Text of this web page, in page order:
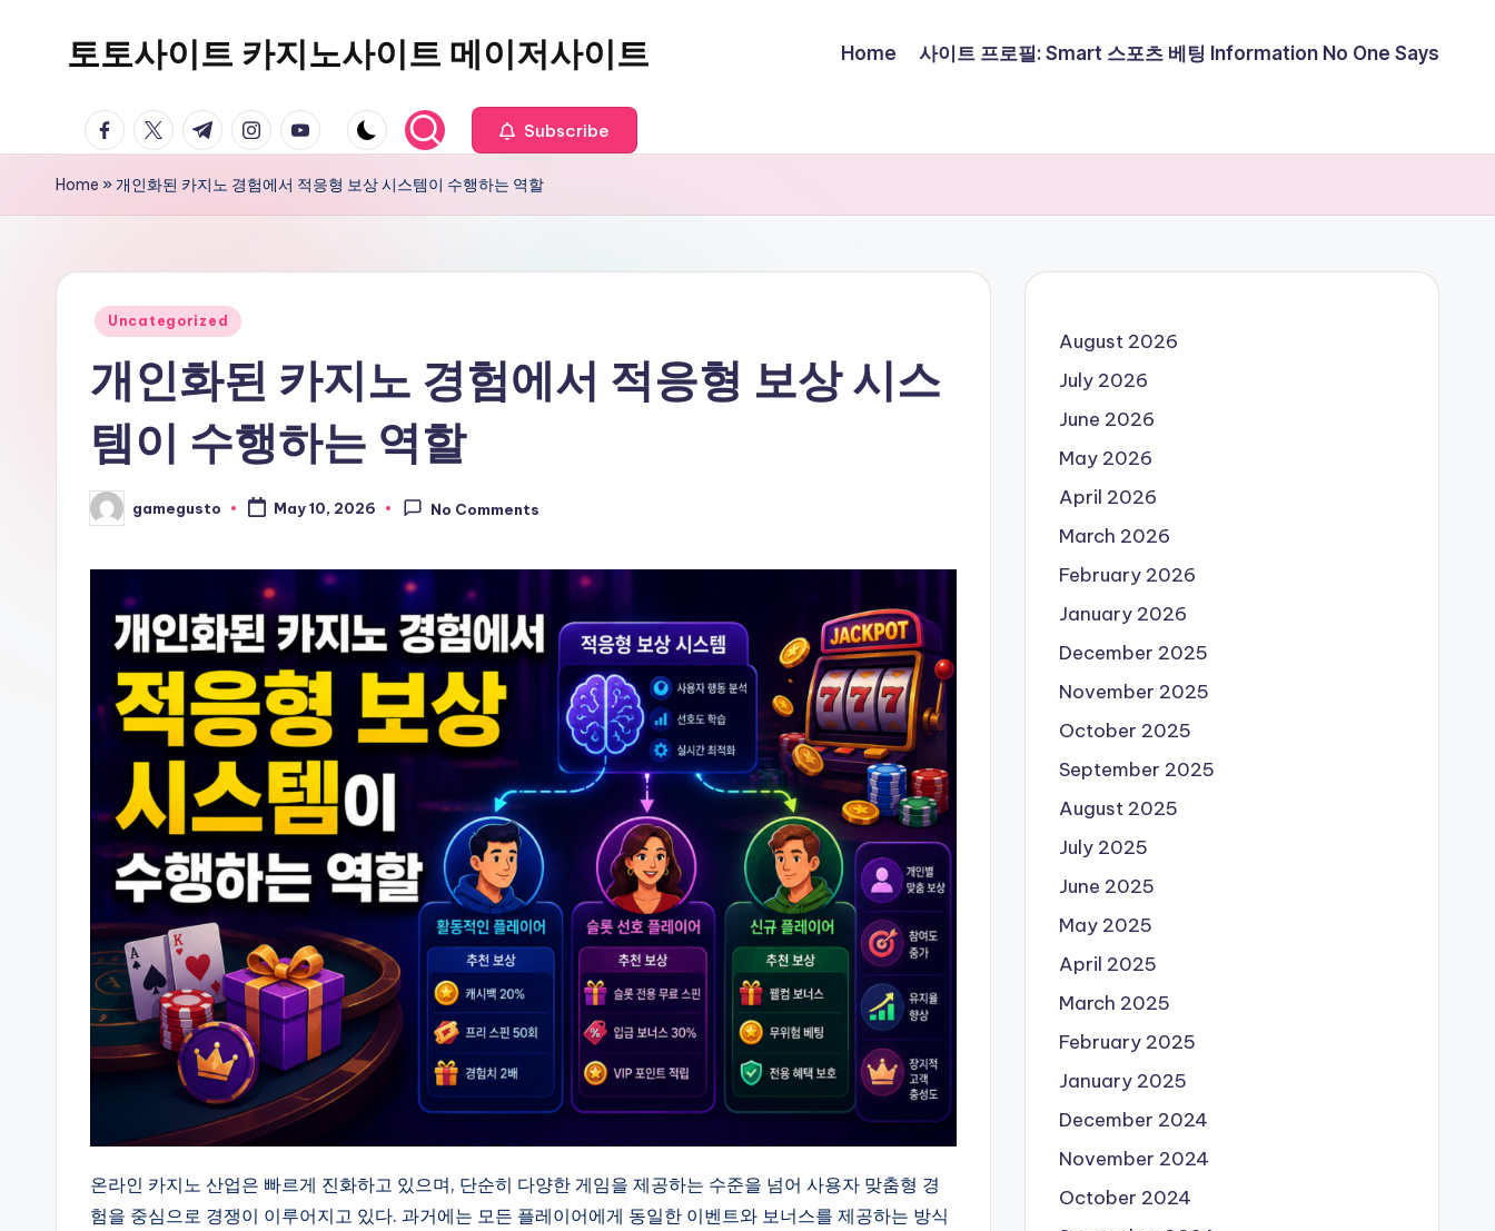
토토사이트 카지노사이트 메이저사이트 Home 사이트 프로필: Smart 스포츠 베팅 Information No One Says
facebook.com
twitter.com
t.me instagram.com
youtube.com Subscribe
Home »개인화된 카지노 경험에서 적응형 보상 시스템이 수행하는 역할
Posted
Uncategorized
개인화된 카지노 경험에서 적응형 보상 시스
템이 수행하는 역할
Posted
by
gamegusto May 10, 2026 No Comments
온라인 카지노 산업은 빠르게 진화하고 있으며, 단순히 다양한 게임을 제공하는 수준을 넘어 사용자 맞춤형 경
험을 중심으로 경쟁이 이루어지고 있다. 과거에는 모든 플레이어에게 동일한 이벤트와 보너스를 제공하는 방식
August 2026
July 2026
June 2026
May 2026
April 2026
March 2026
February 2026
January 2026
December 2025
November 2025
October 2025
September 2025
August 2025
July 2025
June 2025
May 2025
April 2025
March 2025
February 2025
January 2025
December 2024
November 2024
October 2024